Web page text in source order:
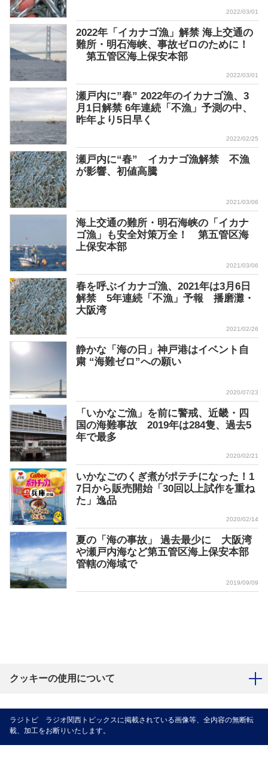
2022/03/01
2022年「イカナゴ漁」解禁 海上交通の
難所・明石海峡、事故ゼロのために！
第五管区海上保安本部
2022/03/01
瀬戸内に”春” 2022年のイカナゴ漁、3
月1日解禁 6年連続「不漁」予測の中、
昨年より5日早く
2022/02/25
瀬戸内に“春” イカナゴ漁解禁 不漁
が影響、初値高騰
2021/03/06
海上交通の難所・明石海峡の「イカナ
ゴ漁」も安全対策万全！ 第五管区海
上保安本部
2021/03/06
春を呼ぶイカナゴ漁、2021年は3月6日
解禁 5年連続「不漁」予報 播磨灘・
大阪湾
2021/02/26
静かな「海の日」神戸港はイベント自
粛 “海難ゼロ”への願い
2020/07/23
「いかなご漁」を前に警戒、近畿・四
国の海難事故 2019年は284隻、過去5
年で最多
2020/02/21
いかなごのくぎ煮がポテチになった！1
7日から販売開始「30回以上試作を重ね
た」逸品
2020/02/14
夏の「海の事故」 過去最少に 大阪湾
や瀬戸内海など第五管区海上保安本部
管轄の海域で
2019/09/09
クッキーの使用について
ラジトピ ラジオ関西トピックスに掲載されている画像等、全内容の無断転
載、加工をお断りいたします。